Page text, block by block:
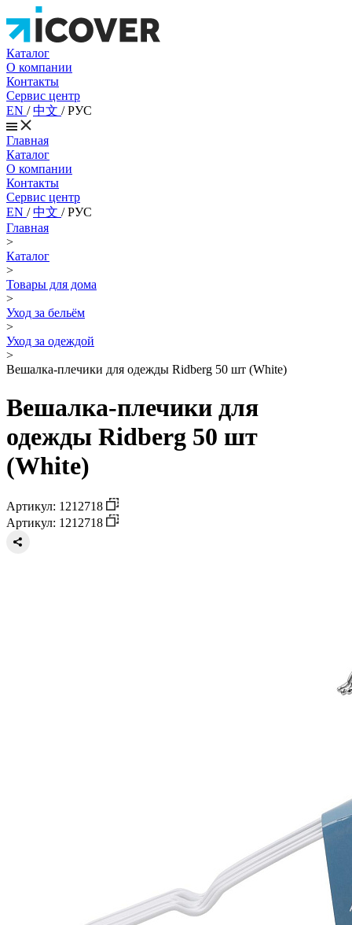
Каталог
О компании
Контакты
Сервис центр
EN /中文 /РУС
Главная
Каталог
О компании
Контакты
Сервис центр
EN /中文 /РУС
Главная
>
Каталог
>
Товары для дома
>
Уход за бельём
>
Уход за одеждой
>
Вешалка-плечики для одежды Ridberg 50 шт (White)
Вешалка-плечики для
одежды Ridberg 50 шт
(White)
Артикул: 1212718
Артикул: 1212718